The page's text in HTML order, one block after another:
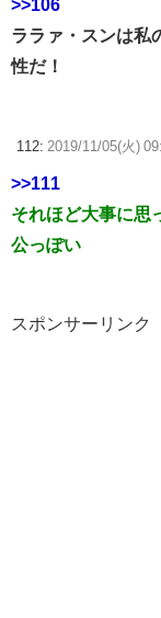
>>106
ララァ・スンは私
性だ！
112: 2019/11/05(火)
>>111
それほど大事に思
公っぽい
スポンサーリンク